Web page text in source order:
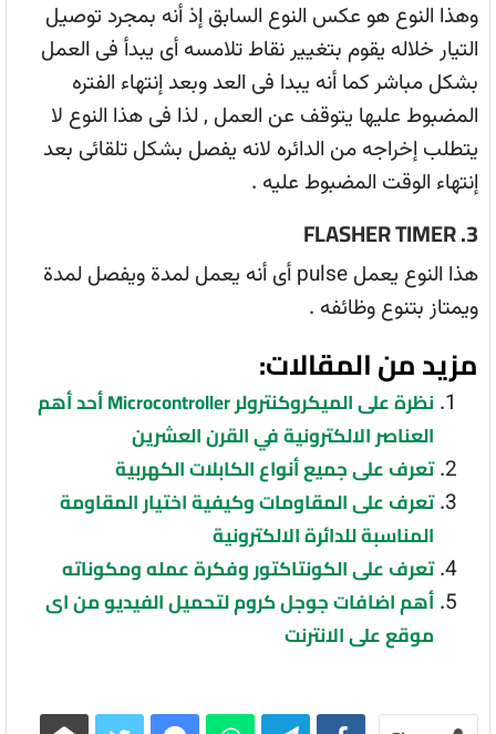
وهذا النوع هو عكس النوع السابق إذ أنه بمجرد توصيل
التيار خلاله يقوم بتغيير نقاط تلامسه أى يبدأ فى العمل
بشكل مباشر كما أنه يبدا فى العد وبعد إنتهاء الفتره
المضبوط عليها يتوقف عن العمل , لذا فى هذا النوع لا
يتطلب إخراجه من الدائره لانه يفصل بشكل تلقائى بعد
إنتهاء الوقت المضبوط عليه .
3. FLASHER TIMER
هذا النوع يعمل pulse أى أنه يعمل لمدة ويفصل لمدة
ويمتاز بتنوع وظائفه .
مزيد من المقالات:
نظرة على الميكروكنترولر Microcontroller أحد أهم
العناصر الالكترونية في القرن العشرين
تعرف على جميع أنواع الكابلات الكهربية
تعرف على المقاومات وكيفية اختيار المقاومة
المناسبة للدائرة الالكترونية
تعرف على الكونتاكتور وفكرة عمله ومكوناته
أهم اضافات جوجل كروم لتحميل الفيديو من اى
موقع على الانترنت